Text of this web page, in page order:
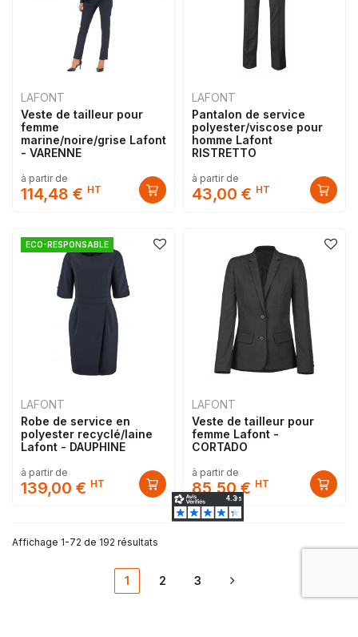
LAFONT
Veste de tailleur pour
femme
marine/noire/grise Lafont
- VARENNE
à partir de
114,48 € HT
LAFONT
Pantalon de service
polyester/viscose pour
homme Lafont
RISTRETTO
à partir de
43,00 € HT
ECO-RESPONSABLE
LAFONT
Robe de service en
polyester recyclé/laine
Lafont - DAUPHINE
à partir de
139,00 € HT
LAFONT
Veste de tailleur pour
femme Lafont -
CORTADO
à partir de
85,50 € HT
Affichage 1-72 de 192 résultats
1 2 3